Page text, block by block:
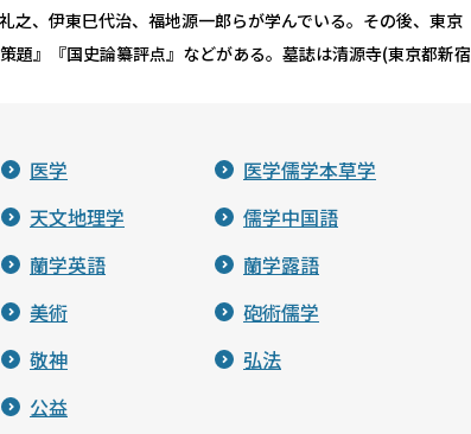
之、伊東巳代治、福地源一郎らが学んでいる。その後、東京
題』『国史論纂評点』などがある。墓誌は清源寺(東京都新宿
医学
医学儒学本草学
天文地理学
儒学中国語
蘭学英語
蘭学露語
美術
砲術儒学
敬神
弘法
公益